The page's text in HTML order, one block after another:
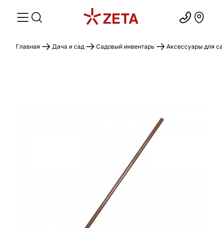
Главная Дача и сад Садовый инвентарь Аксессуары для